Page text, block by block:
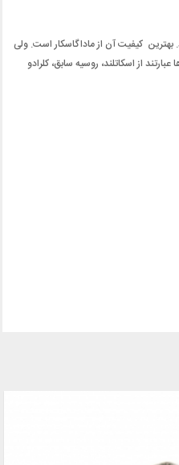
بهترین کیفیت آن از ماداگاسکار است. ولی
از اسکاتلند، روسیه سابق، کلرادو